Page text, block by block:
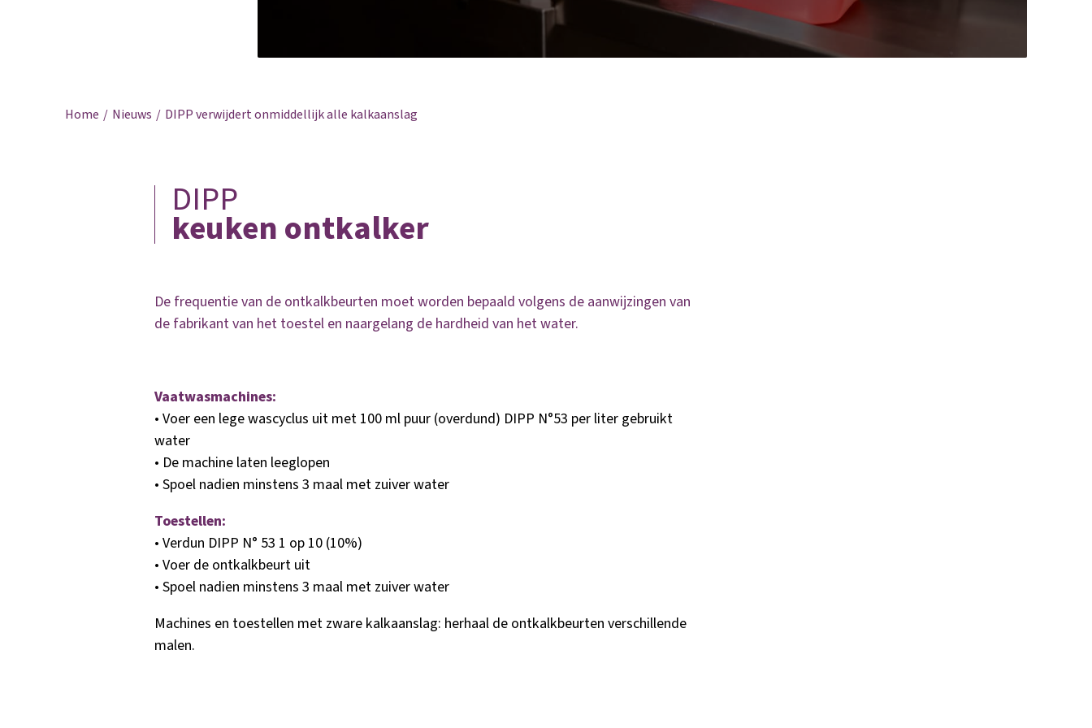
Home Nieuws DIPP verwijdert onmiddellijk alle kalkaanslag
DIPP
keuken ontkalker
De frequentie van de ontkalkbeurten moet worden bepaald volgens de aanwijzingen van
de fabrikant van het toestel en naargelang de hardheid van het water.
Vaatwasmachines:
• Voer een lege wascyclus uit met 100 ml puur (overdund) DIPP N°53 per liter gebruikt
water
• De machine laten leeglopen
• Spoel nadien minstens 3 maal met zuiver water
Toestellen:
• Verdun DIPP N° 53 1 op 10 (10%)
• Voer de ontkalkbeurt uit
• Spoel nadien minstens 3 maal met zuiver water
Machines en toestellen met zware kalkaanslag: herhaal de ontkalkbeurten verschillende
malen.